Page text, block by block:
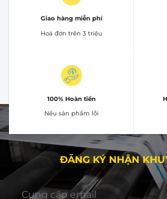
Giao hàng miễn phí
Hoá đơn trên 3 triệu
100% Hoàn tiền
Nếu sản phẩm lỗi
ĐĂNG KÝ NHẬN